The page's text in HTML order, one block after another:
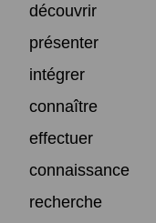
découvrir
présenter
intégrer
connaître
effectuer
connaissance
recherche